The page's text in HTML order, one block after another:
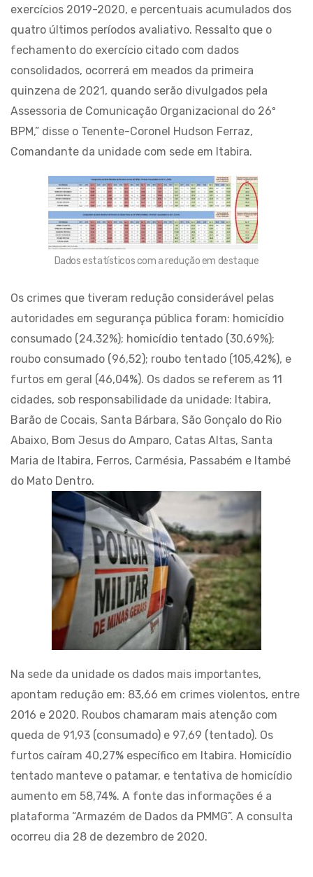
exercícios 2019-2020, e percentuais acumulados dos
quatro últimos períodos avaliativo. Ressalto que o
fechamento do exercício citado com dados
consolidados, ocorrerá em meados da primeira
quinzena de 2021, quando serão divulgados pela
Assessoria de Comunicação Organizacional do 26º
BPM,” disse o Tenente-Coronel Hudson Ferraz,
Comandante da unidade com sede em Itabira.
Dados estatísticos com a redução em destaque
Os crimes que tiveram redução considerável pelas
autoridades em segurança pública foram: homicídio
consumado (24,32%); homicídio tentado (30,69%);
roubo consumado (96,52); roubo tentado (105,42%), e
furtos em geral (46,04%). Os dados se referem as 11
cidades, sob responsabilidade da unidade: Itabira,
Barão de Cocais, Santa Bárbara, São Gonçalo do Rio
Abaixo, Bom Jesus do Amparo, Catas Altas, Santa
Maria de Itabira, Ferros, Carmésia, Passabém e Itambé
do Mato Dentro.
Na sede da unidade os dados mais importantes,
apontam redução em: 83,66 em crimes violentos, entre
2016 e 2020. Roubos chamaram mais atenção com
queda de 91,93 (consumado) e 97,69 (tentado). Os
furtos caíram 40,27% específico em Itabira. Homicídio
tentado manteve o patamar, e tentativa de homicídio
aumento em 58,74%. A fonte das informações é a
plataforma “Armazém de Dados da PMMG”. A consulta
ocorreu dia 28 de dezembro de 2020.